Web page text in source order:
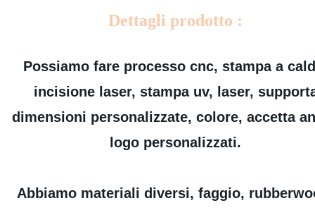
Dettagli prodotto :
Possiamo fare processo cnc, stampa a
incisione laser, stampa uv, laser,
dimensioni personalizzate, colore, accetta
logo personalizzati.
Abbiamo materiali diversi, faggio,